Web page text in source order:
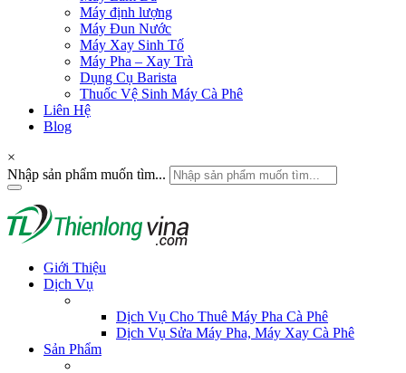
Máy định lượng
Máy Đun Nước
Máy Xay Sinh Tố
Máy Pha – Xay Trà
Dụng Cụ Barista
Thuốc Vệ Sinh Máy Cà Phê
Liên Hệ
Blog
×
Nhập sản phẩm muốn tìm...
Giới Thiệu
Dịch Vụ
Dịch Vụ Cho Thuê Máy Pha Cà Phê
Dịch Vụ Sửa Máy Pha, Máy Xay Cà Phê
Sản Phẩm